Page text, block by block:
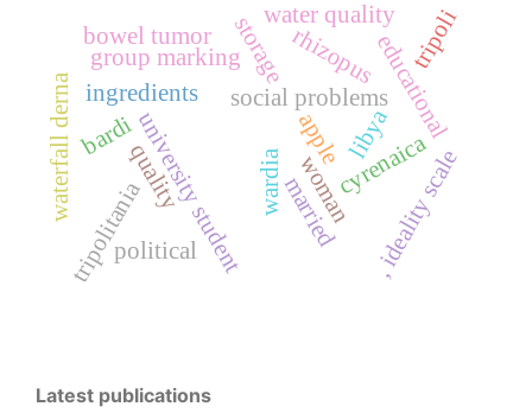
social problems
university student married
apple
storage
wardia
quality womancyrenaica
tripolitaniapolitical
educational
libya
ingredients
bardi
, ideality scale
group marking
waterfall derna
water quality
bowel tumor
tripoli
rhizopus
Latest publications